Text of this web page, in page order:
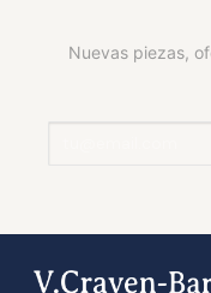
Nuevas piezas,